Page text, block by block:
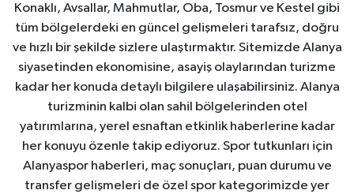
Konaklı, Avsallar, Mahmutlar, Oba, Tosmur ve Kestel gibi
tüm bölgelerdeki en güncel gelişmeleri tarafsız, doğru
ve hızlı bir şekilde sizlere ulaştırmaktır. Sitemizde Alanya
siyasetinden ekonomisine, asayiş olaylarından turizme
kadar her konuda detaylı bilgilere ulaşabilirsiniz. Alanya
turizminin kalbi olan sahil bölgelerinden otel
yatırımlarına, yerel esnaftan etkinlik haberlerine kadar
her konuyu özenle takip ediyoruz. Spor tutkunları için
Alanyaspor haberleri, maç sonuçları, puan durumu ve
transfer gelişmeleri de özel spor kategorimizde yer